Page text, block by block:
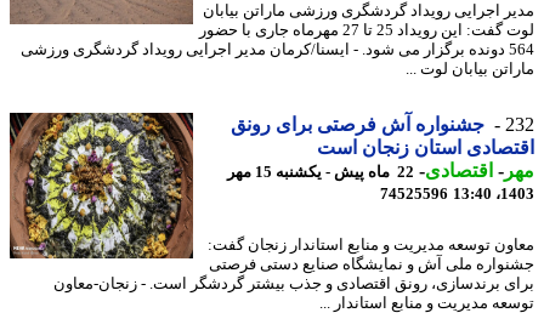
اجرایی رویداد گردشگری ورزشی ماراتن بیابان
لوت گفت: این رویداد 25 تا 27 مهرماه جاری با حضور
564 دونده برگزار می شود. - ایسنا/کرمان مدیر اجرایی رویداد گردشگری ورزشی
بیابان لوت ...
جشنواره آش فرصتی برای رونق
استان زنجان است
-اقتصادی-
22 ماه پیش - یکشنبه 15 مهر
74525596
توسعه مدیریت و منابع استاندار زنجان گفت:
ملی آش و نمایشگاه صنایع دستی فرصتی
برندسازی، رونق اقتصادی و جذب بیشتر گردشگر است. - زنجان-معاون
مدیریت و منابع استاندار ...